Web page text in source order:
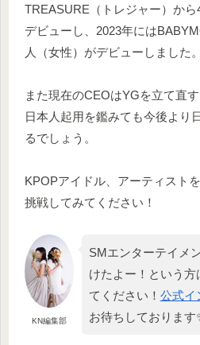
TREASURE（トレジャー）か
デビューし、2023年には
人（女性）がデビューしました。
また現在のCEOはYGを立て直
日本人起用を鑑みても今後より
るでしょう。
KPOPアイドル、アーティスト
挑戦してみてください！
KN編集部
SMエンターテイメ
けたよー！という方
てください！ 公式イ
お待ちしております